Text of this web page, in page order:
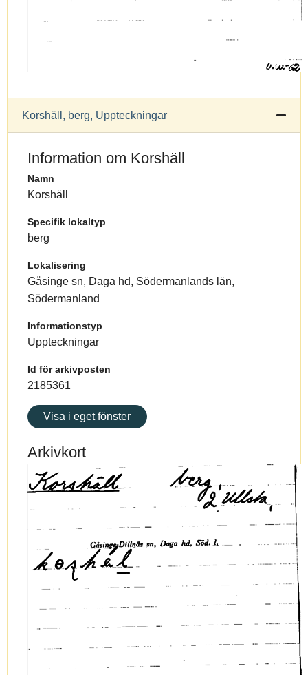
Korshäll, berg, Uppteckningar
Information om Korshäll
Namn
Korshäll
Specifik lokaltyp
berg
Lokalisering
Gåsinge sn, Daga hd, Södermanlands län,
Södermanland
Informationstyp
Uppteckningar
Id för arkivposten
2185361
Visa i eget fönster
Arkivkort